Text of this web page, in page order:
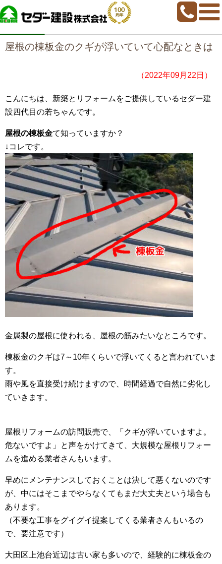
home >若ちゃんブログ> 屋根の棟板金のクギが浮いていて心配なときは
屋根の棟板金のクギが浮いていて心配なときは
（2022年09月22日）
こんにちは、新築とリフォームをご提供しているセダー建
設四代目の若ちゃんです。
屋根の棟板金て知っていますか？
↓コレです。
金属製の屋根に使われる、屋根の筋みたいなところです。
棟板金のクギは7～10年くらいで浮いてくると言われていま
す。
雨や風を直接受け続けますので、時間経過で自然に劣化し
ていきます。
屋根リフォームの訪問販売で、「クギが浮いていますよ。
危ないですよ」と声をかけてきて、大規模な屋根リフォー
ムを進める業者さんもいます。
早めにメンテナンスしておくことは決して悪くないのです
が、中にはそこまでやらなくてもまだ大丈夫という場合も
あります。
（不要な工事をグイグイ提案してくる業者さんもいるの
で、要注意です）
大田区上池台近辺は古い家も多いので、経験的に棟板金の